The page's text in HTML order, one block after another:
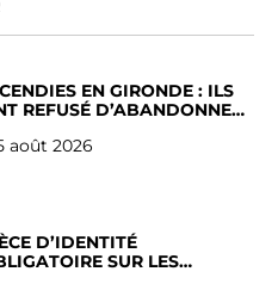
EN GIRONDE : ILS
REFUSÉ D’ABANDONNER
août 2026
D’IDENTITÉ
SUR LES